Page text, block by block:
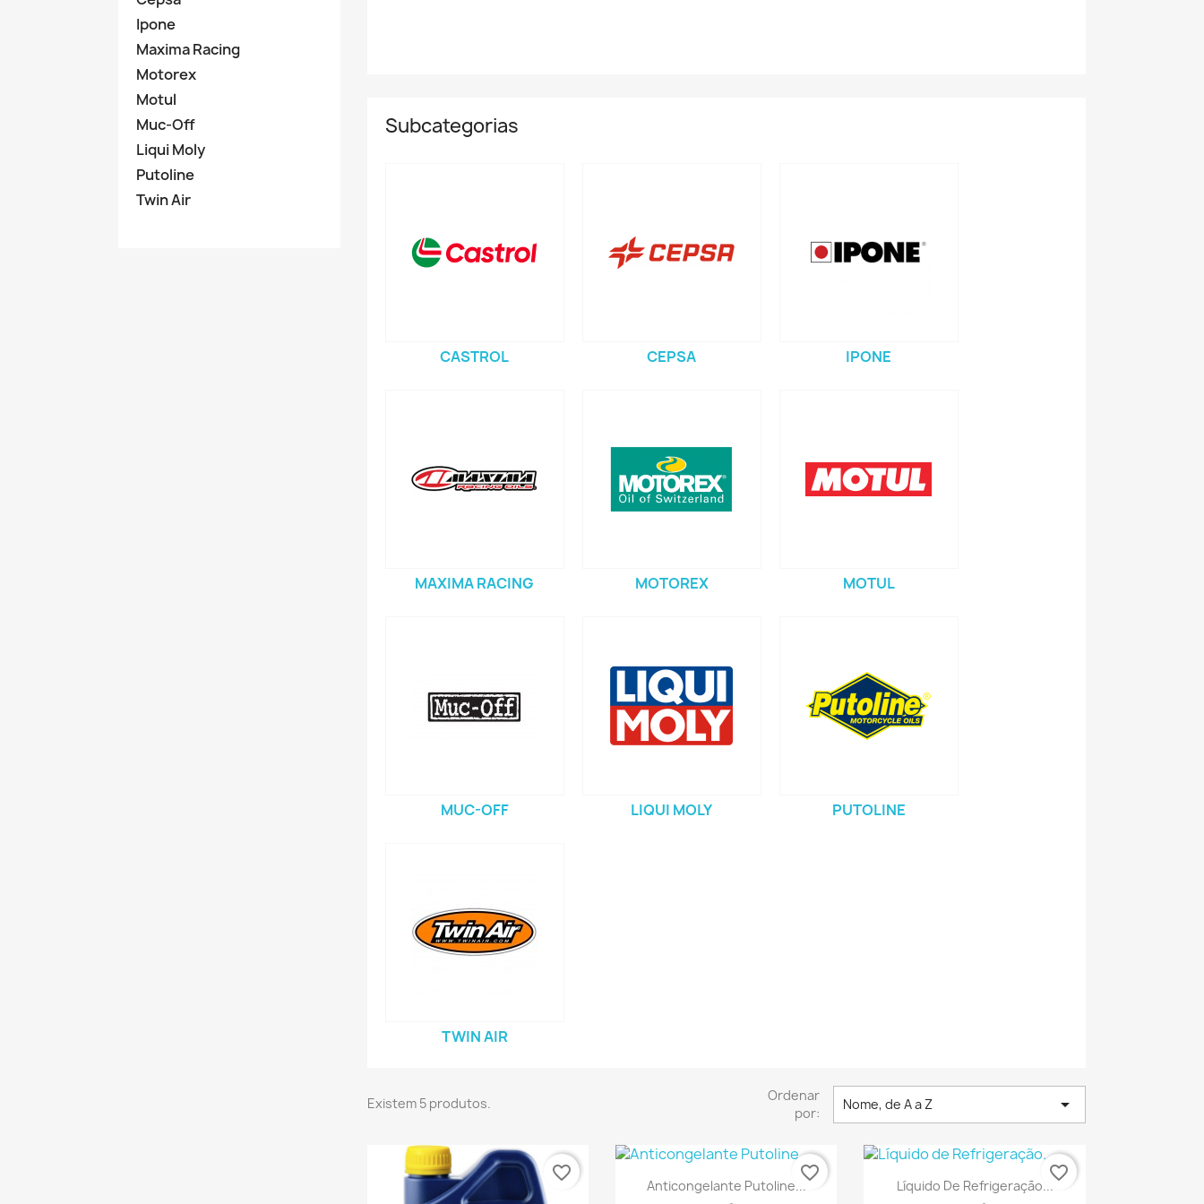
Ipone
Maxima Racing
Motorex
Motul
Muc-Off
Liqui Moly
Putoline
Twin Air
Subcategorias
CASTROL CEPSA IPONE
MAXIMA RACING MOTOREX MOTUL
MUC-OFF LIQUI MOLY PUTOLINE
TWIN AIR
Existem 5 produtos.
Ordenar
por:
Nome, de A a Z 
favorite_border Vista rápida
Anticongelante Putoline...
favorite_border  Vista rápida
Líquido De Refrigeração...
favorite_border